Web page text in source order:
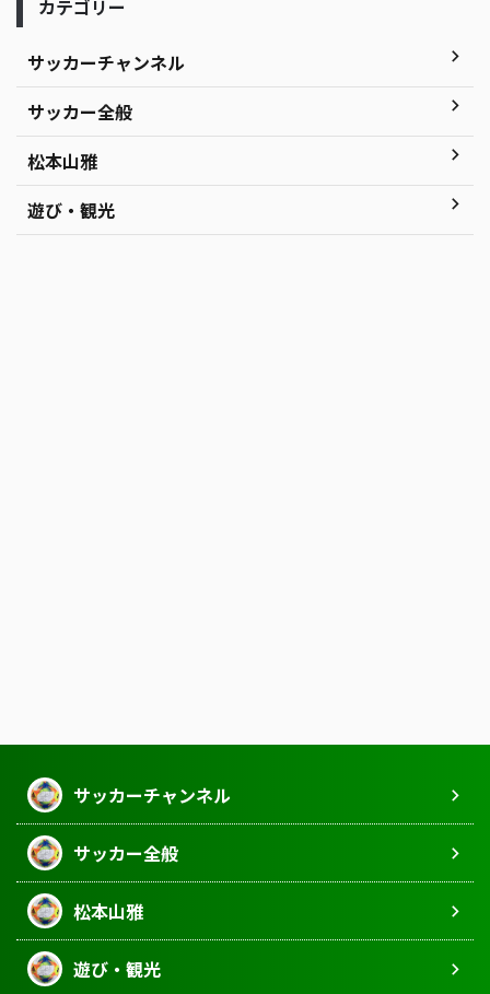
カテゴリー
サッカーチャンネル
サッカー全般
松本山雅
遊び・観光
サッカーチャンネル
サッカー全般
松本山雅
遊び・観光